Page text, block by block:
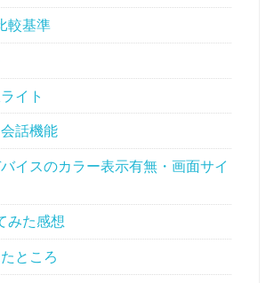
較基準
イト
話機能
イスのカラー表示有無・画面サイ
みた感想
ところ